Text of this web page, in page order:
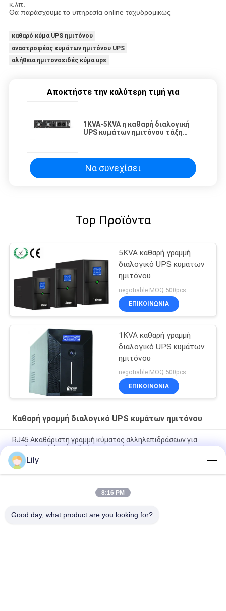
κ.λπ.
Θα παράσχουμε το υπηρεσία online ταχυδρομικώς
καθαρό κύμα UPS ημιτόνου
αναστροφέας κυμάτων ημιτόνου UPS
αλήθεια ημιτονοειδές κύμα ups
Αποκτήστε την καλύτερη τιμή για
1KVA-5KVA η καθαρή διαλογική
UPS κυμάτων ημιτόνου τάξη
Να συνεχίσει
Top Προϊόντα
5KVA καθαρή γραμμή
διαλογικό UPS κυμάτων
ημιτόνου
negotiable MOQ:500pcs
ΕΠΙΚΟΙΝΩΝΙΑ
1KVA καθαρή γραμμή
διαλογικό UPS κυμάτων
ημιτόνου
negotiable MOQ:500pcs
ΕΠΙΚΟΙΝΩΝΙΑ
Καθαρή γραμμή διαλογικό UPS κυμάτων ημιτόνου
RJ45 Ακαθάριστη γραμμή κύματος αλληλεπιδράσεων για
υπολογιστή / τράπεζα / τερματικό
Υψηλής απόδοσης αλληλεπιδραστική γραμμή sinus wave ups
600va / 800va / 1200va
Rtl Rack Mount Pure Sine Wave Ups χωρητικότητα μπαταρίας
Lily
8:16 PM
Good day, what product are you looking for?